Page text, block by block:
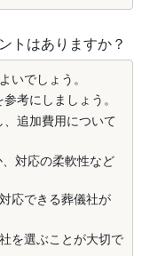
トはありますか？
いでしょう。
考にしましょう。
追加費用について
対応の柔軟性など
応できる葬儀社が
を選ぶことが大切で